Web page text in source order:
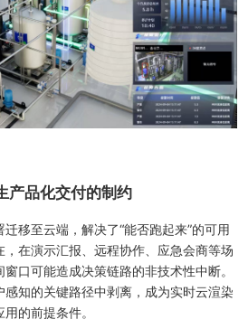
产品化交付的制约
移至云端，解决了“能否跑起来”的可用
在演示汇报、远程协作、应急会商等场
口可能造成决策链路的非技术性中断。
知的关键路径中剥离，成为实时云渲染
的前提条件。